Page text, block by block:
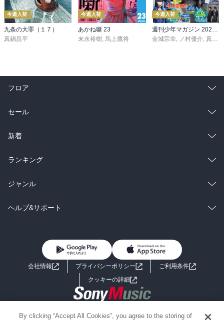
今週入荷
九条の大罪（１７）
真鍋昌平
今週入荷
あかね噺 23
末永裕樹, 馬上鷹将
今週入荷
週刊少年マガジン 2026年36・37号[2026年8月5日発売]
金城宗幸, ノ村優介, 真島ヒロ
フロア
総合
ラノベ
雑誌・グラビア
BL・TL
セール
総合
ラノベ
雑誌・グラビア
BL・TL
新着
総合
ラノベ
雑誌・グラビア
ランキング
総合
ラノベ
ジャンル
コミック
ライトノベル 男子向けラノベ
小説
海外小説
ヘルプ&サポート
よくあるご質問 お問い合わせ
会社情報 プライバシーポリシー
ご利用条件
クッキーの詳細
Copyright 2017 - 2026 Sony Music Entertainment(Japan) Inc.
By clicking “Accept All Cookies”, you agree to the storing of